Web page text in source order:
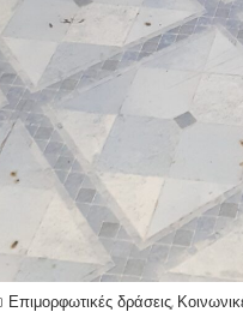
Επιμορφωτικές δράσεις,